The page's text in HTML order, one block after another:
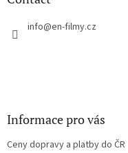
info@en-filmy.cz
Informace pro vás
Ceny dopravy a platby do ČR